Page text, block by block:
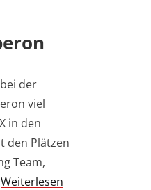
der
viel
in den
den Plätzen
Team,
Weiterlesen